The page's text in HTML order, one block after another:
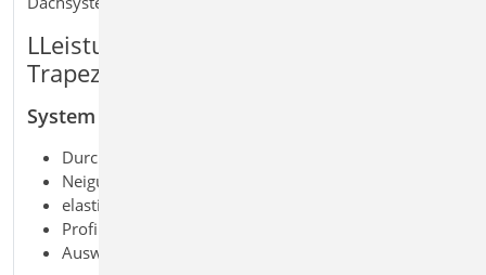
LLeistungsmerkmale S133.de Stahl-
Trapezprofile quer zur Dachneigung
System
Durchlaufträger aus Trapezprofilen
Neigung quer zur Dachneigung (parallel zur Traufe)
elastische Lagerung
Profil aufliegend oder untergehängt
Auswahl Trapezprofile aus Projekt-Stammdaten